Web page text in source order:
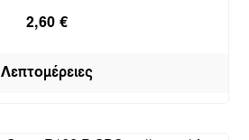
2,60 €
Λεπτομέρειες